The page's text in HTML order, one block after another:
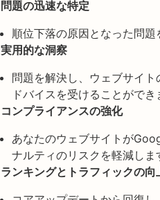
問題の迅速な特定
順位下落の原因となった問題
実用的な洞察
問題を解決し、ウェブサイ
ドバイスを受けることができ
コンプライアンスの強化
あなたのウェブサイトが
ナルティのリスクを軽減しま
ランキングとトラフィックの向